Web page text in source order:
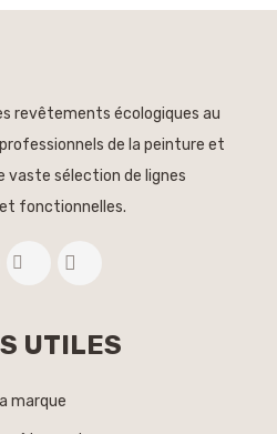
revêtements écologiques au
professionnels de la peinture et
vaste sélection de lignes
fonctionnelles.
UTILES
marque